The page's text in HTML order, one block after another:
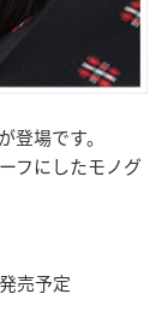
登場です。
フにしたモノグ
売予定